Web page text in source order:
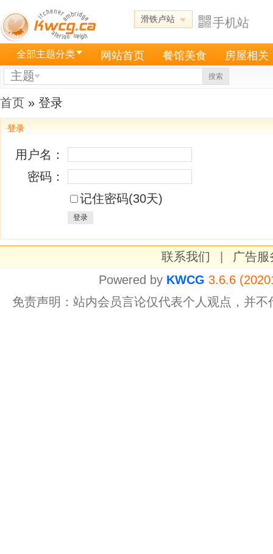
滑铁卢站 手机站
全部主题分类 网站首页 餐馆美食 房屋相关
主题 搜索
首页 » 登录
登录
用户名：
密码：
记住密码(30天)
登录
联系我们
广告服
Powered by KWCG 3.6.6
免责声明：站内会员言论仅代表个人观点，并